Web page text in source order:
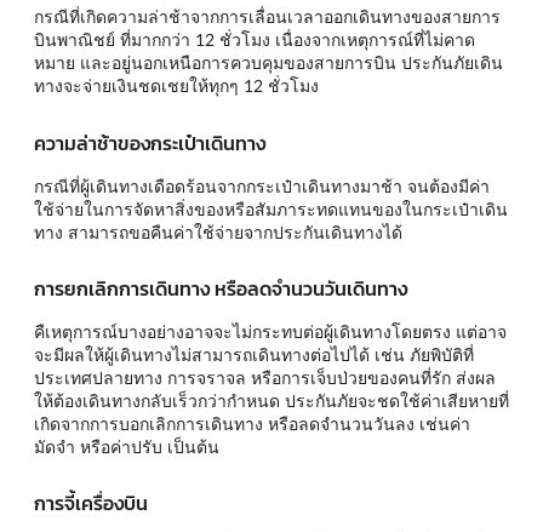
กรณีที่เกิดความล่าช้าจากการเลื่อนเวลาออกเดินทางของสายการ
บินพาณิชย์ ที่มากกว่า 12 ชั่วโมง เนื่องจากเหตุการณ์ที่ไม่คาด
หมาย และอยู่นอกเหนือการควบคุมของสายการบิน ประกันภัยเดิน
ทางจะจ่ายเงินชดเชยให้ทุกๆ 12 ชั่วโมง
ความล่าช้าของกระเป๋าเดินทาง
กรณีที่ผู้เดินทางเดือดร้อนจากกระเป๋าเดินทางมาช้า จนต้องมีค่า
ใช้จ่ายในการจัดหาสิ่งของหรือสัมภาระทดแทนของในกระเป๋าเดิน
ทาง สามารถขอคืนค่าใช้จ่ายจากประกันเดินทางได้
การยกเลิกการเดินทาง หรือลดจำนวนวันเดินทาง
คืเหตุการณ์บางอย่างอาจจะไม่กระทบต่อผู้เดินทางโดยตรง แต่อาจ
จะมีผลให้ผู้เดินทางไม่สามารถเดินทางต่อไปได้ เช่น ภัยพิบัติที่
ประเทศปลายทาง การจราจล หรือการเจ็บป่วยของคนที่รัก ส่งผล
ให้ต้องเดินทางกลับเร็วกว่ากำหนด ประกันภัยจะชดใช้ค่าเสียหายที่
เกิดจากการบอกเลิกการเดินทาง หรือลดจำนวนวันลง เช่นค่า
มัดจำ หรือค่าปรับ เป็นต้น
การจี้เครื่องบิน